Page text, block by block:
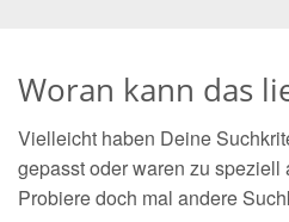
Woran kann das
Vielleicht haben Deine
gepasst oder waren zu speziell
Probiere doch mal andere